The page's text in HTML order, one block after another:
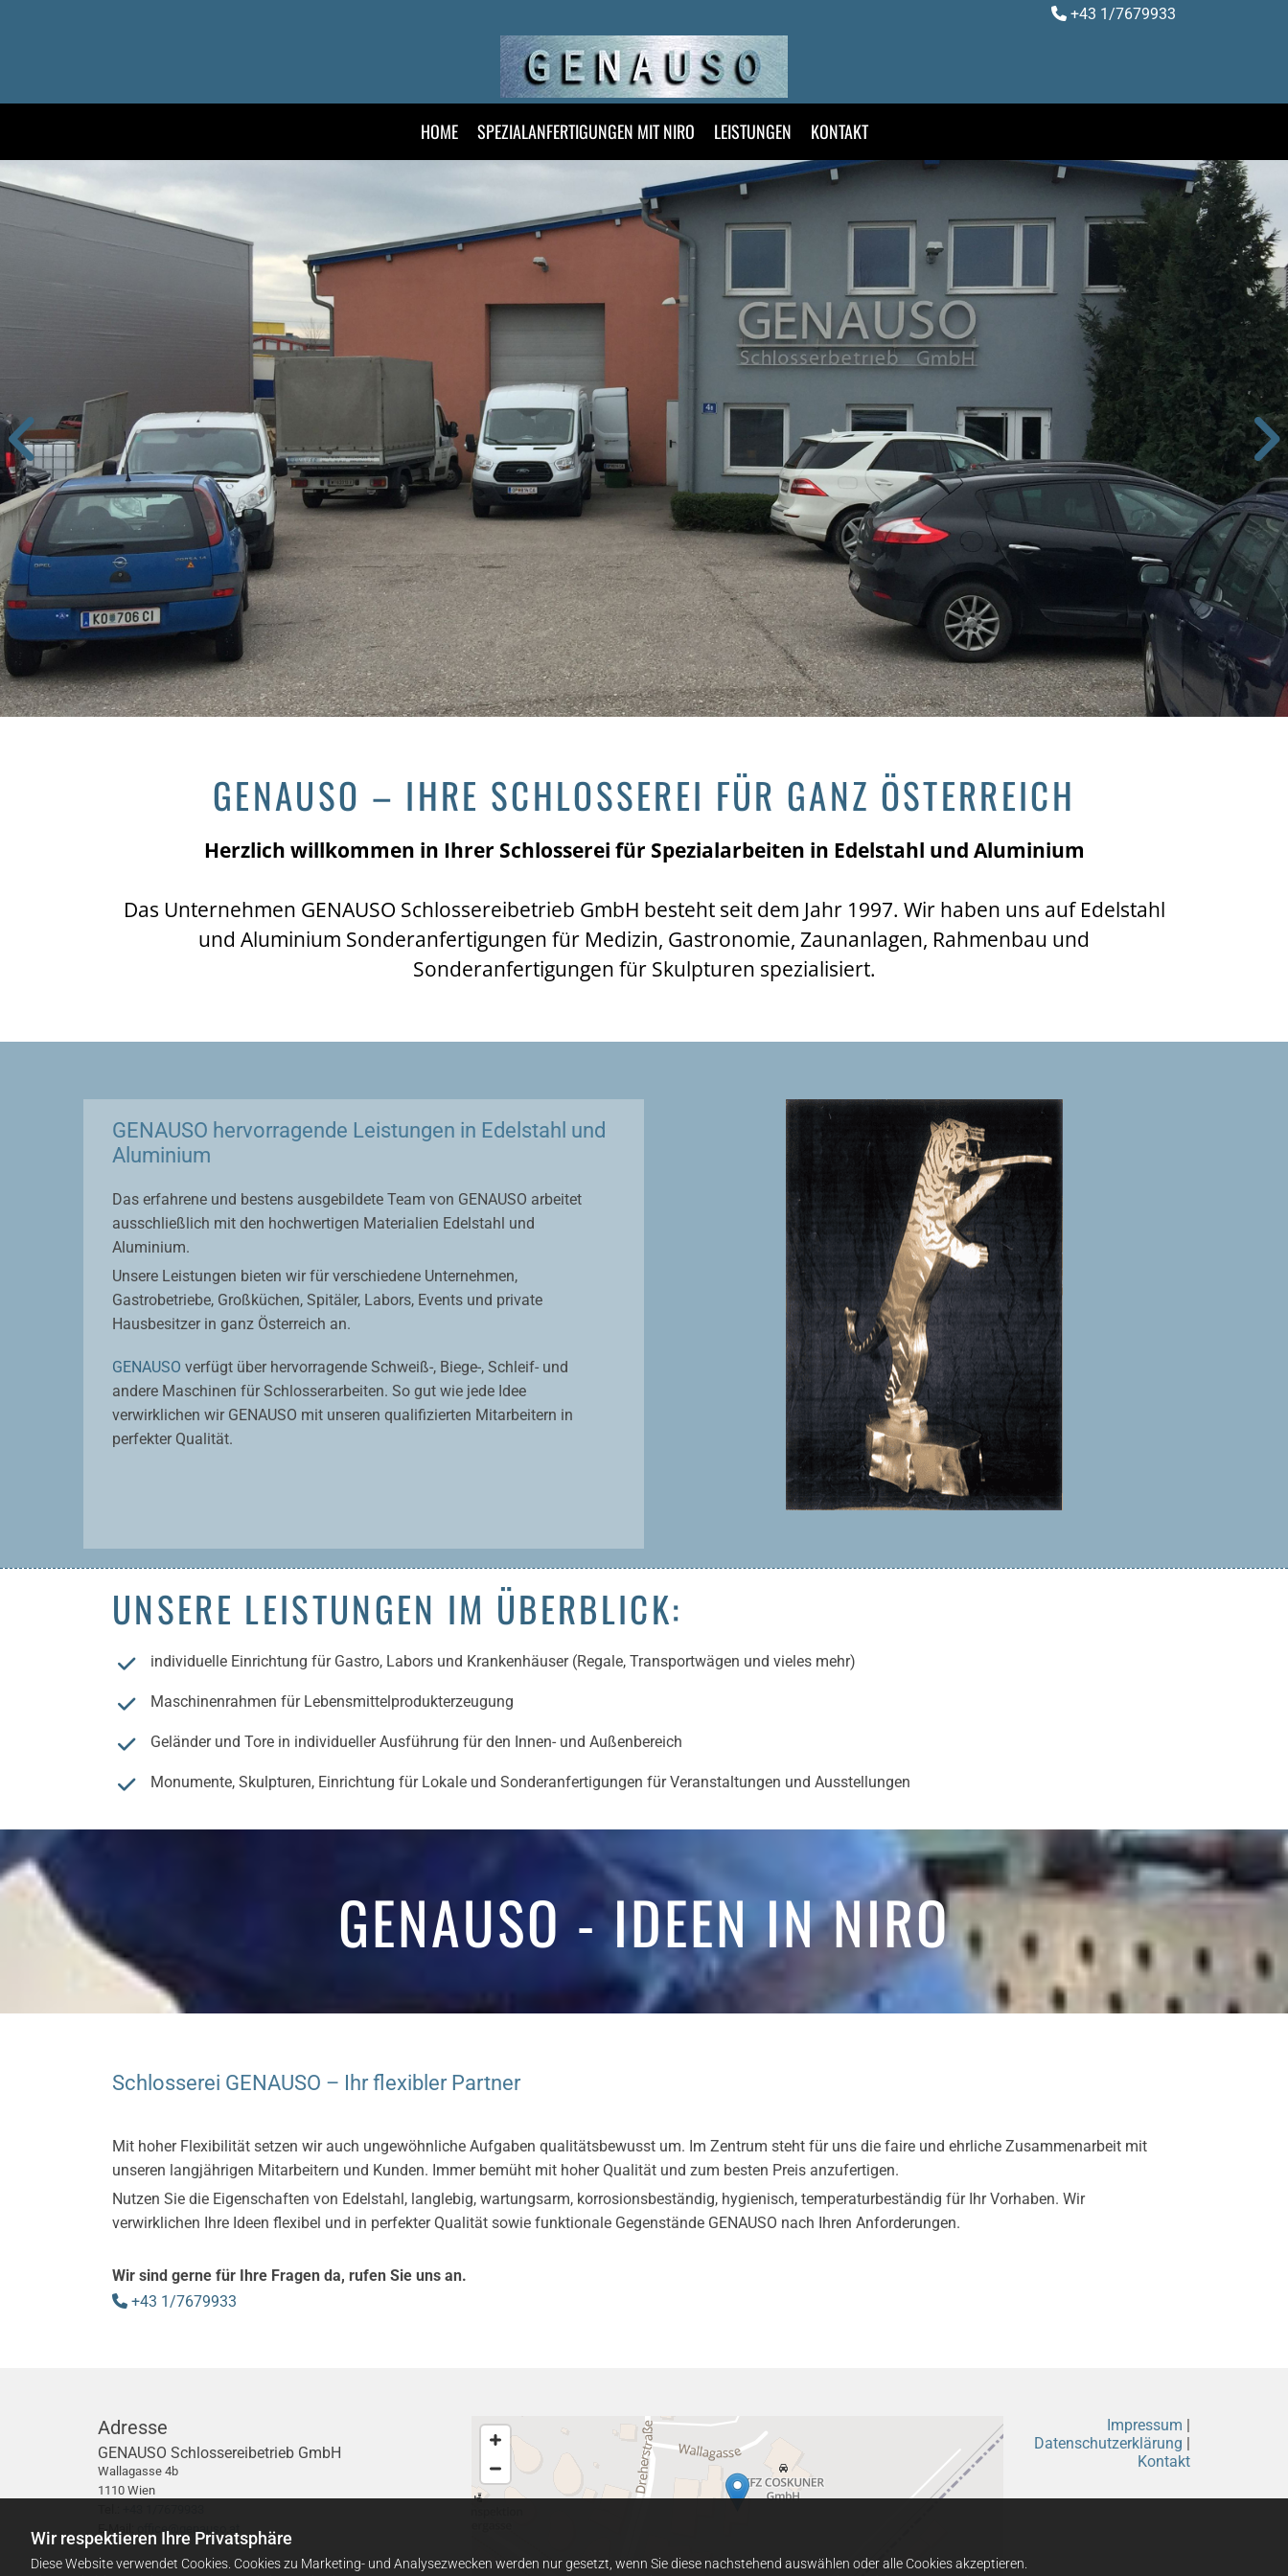
Wir respektieren Ihre Privatsphäre
Diese Website verwendet Cookies. Cookies zu Marketing- und Analysezwecken werden nur gesetzt, wenn Sie diese nachstehend auswählen oder alle Cookies akzeptieren.
 +43 1/7679933
HOME SPEZIALANFERTIGUNGEN MIT NIRO LEISTUNGEN KONTAKT
GENAUSO – IHRE SCHLOSSEREI FÜR GANZ ÖSTERREICH
Herzlich willkommen in Ihrer Schlosserei für Spezialarbeiten in Edelstahl und Aluminium
Das Unternehmen GENAUSO Schlossereibetrieb GmbH besteht seit dem Jahr 1997. Wir haben uns auf Edelstahl
und Aluminium Sonderanfertigungen für Medizin, Gastronomie, Zaunanlagen, Rahmenbau und
Sonderanfertigungen für Skulpturen spezialisiert.
GENAUSO hervorragende Leistungen in Edelstahl und
Aluminium
Das erfahrene und bestens ausgebildete Team von GENAUSO arbeitet
ausschließlich mit den hochwertigen Materialien Edelstahl und
Aluminium.
Unsere Leistungen bieten wir für verschiedene Unternehmen,
Gastrobetriebe, Großküchen, Spitäler, Labors, Events und private
Hausbesitzer in ganz Österreich an.
GENAUSO verfügt über hervorragende Schweiß-, Biege-, Schleif- und
andere Maschinen für Schlosserarbeiten. So gut wie jede Idee
verwirklichen wir GENAUSO mit unseren qualifizierten Mitarbeitern in
perfekter Qualität.
UNSERE LEISTUNGEN IM ÜBERBLICK:
individuelle Einrichtung für Gastro, Labors und Krankenhäuser (Regale, Transportwägen und vieles mehr)
Maschinenrahmen für Lebensmittelprodukterzeugung
Geländer und Tore in individueller Ausführung für den Innen- und Außenbereich
Monumente, Skulpturen, Einrichtung für Lokale und Sonderanfertigungen für Veranstaltungen und Ausstellungen
GENAUSO - IDEEN IN NIRO
Schlosserei GENAUSO – Ihr flexibler Partner
Mit hoher Flexibilität setzen wir auch ungewöhnliche Aufgaben qualitätsbewusst um. Im Zentrum steht für uns die faire und ehrliche Zusammenarbeit mit
unseren langjährigen Mitarbeitern und Kunden. Immer bemüht mit hoher Qualität und zum besten Preis anzufertigen.
Nutzen Sie die Eigenschaften von Edelstahl, langlebig, wartungsarm, korrosionsbeständig, hygienisch, temperaturbeständig für Ihr Vorhaben. Wir
verwirklichen Ihre Ideen flexibel und in perfekter Qualität sowie funktionale Gegenstände GENAUSO nach Ihren Anforderungen.
Wir sind gerne für Ihre Fragen da, rufen Sie uns an.
 +43 1/7679933
Adresse
GENAUSO Schlossereibetrieb GmbH
Wallagasse 4b
1110 Wien
E-Mail:
office@genauso.at
Impressum
Datenschutzerklärung
Kontakt